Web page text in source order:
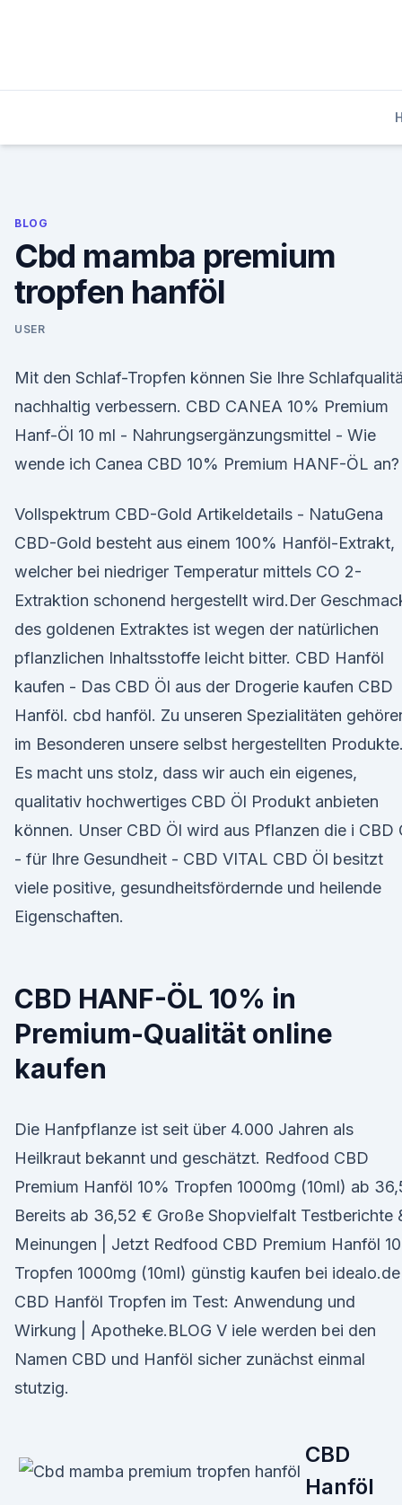
BLOG
Cbd mamba premium
tropfen hanföl
USER
Mit den Schlaf-Tropfen können Sie Ihre
nachhaltig verbessern. CBD CANEA 10% Premium
Hanf-Öl 10 ml - Nahrungsergänzungsmittel - Wie
wende ich Canea CBD 10% Premium HANF-ÖL an?
Vollspektrum CBD-Gold Artikeldetails - NatuGena
CBD-Gold besteht aus einem 100% Hanföl-Extrakt,
welcher bei niedriger Temperatur mittels CO 2-
Extraktion schonend hergestellt wird.Der
des goldenen Extraktes ist wegen der natürlichen
pflanzlichen Inhaltsstoffe leicht bitter. CBD Hanföl
kaufen - Das CBD Öl aus der Drogerie kaufen CBD
Hanföl. cbd hanföl. Zu unseren Spezialitäten
im Besonderen unsere selbst hergestellten Produkte.
Es macht uns stolz, dass wir auch ein eigenes,
qualitativ hochwertiges CBD Öl Produkt anbieten
können. Unser CBD Öl wird aus Pflanzen die i CBD
- für Ihre Gesundheit - CBD VITAL CBD Öl besitzt
viele positive, gesundheitsfördernde und heilende
Eigenschaften.
CBD HANF-ÖL 10% in
Premium-Qualität online
kaufen
Die Hanfpflanze ist seit über 4.000 Jahren als
Heilkraut bekannt und geschätzt. Redfood CBD
Premium Hanföl 10% Tropfen 1000mg (10ml) ab
Bereits ab 36,52 € Große Shopvielfalt Testberichte
Meinungen | Jetzt Redfood CBD Premium Hanföl
Tropfen 1000mg (10ml) günstig kaufen bei idealo.de
CBD Hanföl Tropfen im Test: Anwendung und
Wirkung | Apotheke.BLOG V iele werden bei den
Namen CBD und Hanföl sicher zunächst einmal
stutzig.
CBD
Hanföl